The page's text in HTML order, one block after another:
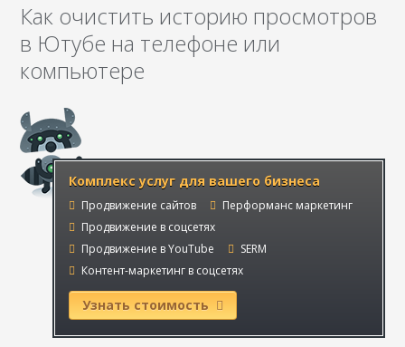
Как очистить историю просмотров
в Ютубе на телефоне или
компьютере
Комплекс услуг для вашего бизнеса
Продвижение сайтов
Перформанс маркетинг
Продвижение в соцсетях
Продвижение в YouTube
SERM
Контент-маркетинг в соцсетях
Узнать стоимость